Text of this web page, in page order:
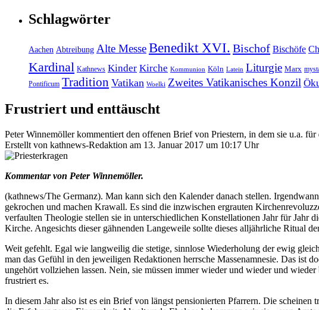
Schlagwörter
Aachen Abtreibung Alte MesseBenedikt XVI. Bischof Bischöfe
Kardinal Kathnews Kinder Kirche Kommunion Köln Latein Liturgie Marx
Pontificum Tradition Vatikan Woelki Zweites Vatikanisches Konzil
Frustriert und enttäuscht
Peter Winnemöller kommentiert den offenen Brief von Priestern, in dem sie u.a.
Erstellt von kathnews-Redaktion am 13. Januar 2017 um 10:17 Uhr
Kommentar von Peter Winnemöller.
(kathnews/The Germanz). Man kann sich den Kalender danach stellen.
gekrochen und machen Krawall. Es sind die inzwischen ergrauten
verfaulten Theologie stellen sie in unterschiedlichen Konstellationen Jahr für Jahr
Kirche. Angesichts dieser gähnenden Langeweile sollte dieses alljährliche Ritual
Weit gefehlt. Egal wie langweilig die stetige, sinnlose Wiederholung der ewig
man das Gefühl in den jeweiligen Redaktionen herrsche Massenamnesie. Das ist
ungehört vollziehen lassen. Nein, sie müssen immer wieder und wieder und
frustriert es.
In diesem Jahr also ist es ein Brief von längst pensionierten Pfarrern. Die